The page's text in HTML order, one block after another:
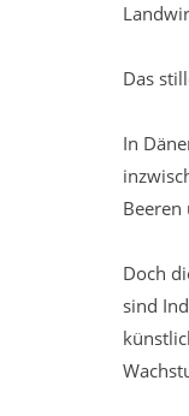
Das
In
Doch
sind